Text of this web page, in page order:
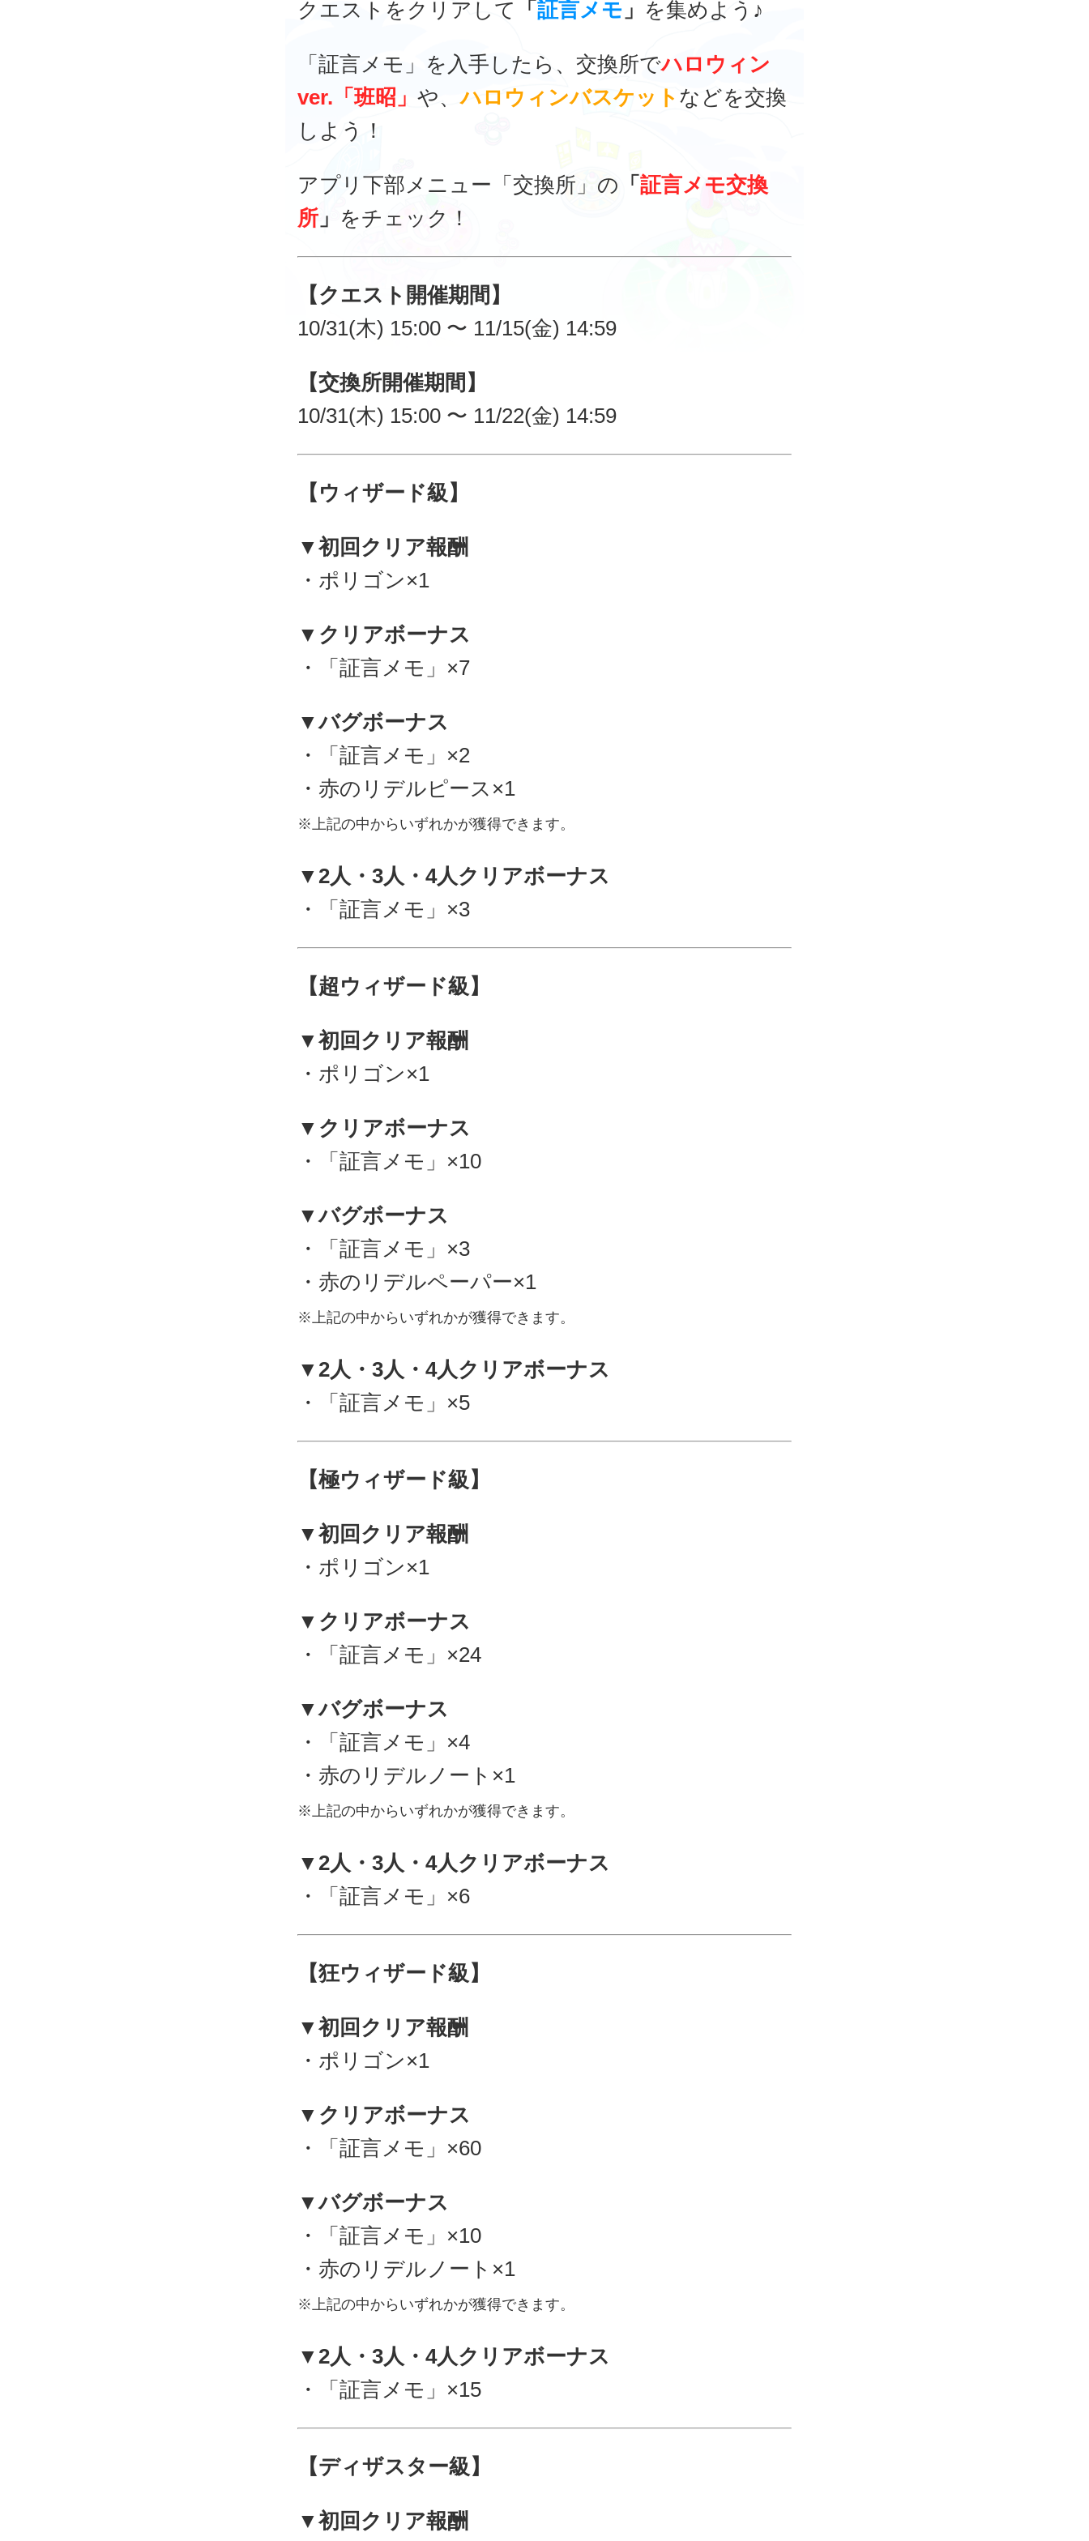
クエストをクリアして 「 証言メモ 」 を集めよう♪
「証言メモ」を入手したら、交換所でハロウィン
ver.「班昭」 や、ハロウィンバスケット などを交換
しよう！
アプリ下部メニュー「交換所」の 「 証言メモ交換
所 」 をチェック！
【クエスト開催期間】
10/31(木) 15:00 〜 11/15(金) 14:59
【交換所開催期間】
10/31(木) 15:00 〜 11/22(金) 14:59
【ウィザード級】
▼初回クリア報酬
・ポリゴン×1
▼クリアボーナス
・「証言メモ」×7
▼バグボーナス
・「証言メモ」×2
・赤のリデルピース×1
※上記の中からいずれかが獲得できます。
▼2人・3人・4人クリアボーナス
・「証言メモ」×3
【超ウィザード級】
▼初回クリア報酬
・ポリゴン×1
▼クリアボーナス
・「証言メモ」×10
▼バグボーナス
・「証言メモ」×3
・赤のリデルペーパー×1
※上記の中からいずれかが獲得できます。
▼2人・3人・4人クリアボーナス
・「証言メモ」×5
【極ウィザード級】
▼初回クリア報酬
・ポリゴン×1
▼クリアボーナス
・「証言メモ」×24
▼バグボーナス
・「証言メモ」×4
・赤のリデルノート×1
※上記の中からいずれかが獲得できます。
▼2人・3人・4人クリアボーナス
・「証言メモ」×6
【狂ウィザード級】
▼初回クリア報酬
・ポリゴン×1
▼クリアボーナス
・「証言メモ」×60
▼バグボーナス
・「証言メモ」×10
・赤のリデルノート×1
※上記の中からいずれかが獲得できます。
▼2人・3人・4人クリアボーナス
・「証言メモ」×15
【ディザスター級】
▼初回クリア報酬